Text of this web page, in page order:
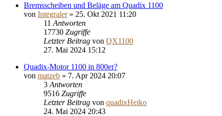
Bremsscheiben und Beläge am Quadix 1100
von Integraler» 25. Okt 2021 11:20
11 Antworten
17730 Zugriffe
Letzter Beitrag von QX1100
27. Mai 2024 15:12
Quadix-Motor 1100 in 800er?
von matzeb » 7. Apr 2024 20:07
3 Antworten
9516 Zugriffe
Letzter Beitrag von quadixHeiko
24. Mai 2024 20:43